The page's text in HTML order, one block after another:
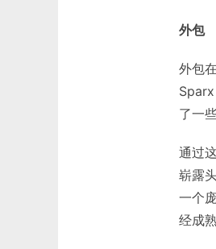
外包
外包
了一
通过
崭露
一个
经成熟